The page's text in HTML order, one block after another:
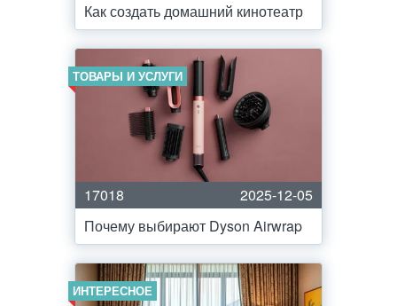
Как создать домашний кинотеатр
ТОВАРЫ И УСЛУГИ
17018
2025-12-05
Почему выбирают Dyson Airwrap
ИНТЕРЕСНОЕ